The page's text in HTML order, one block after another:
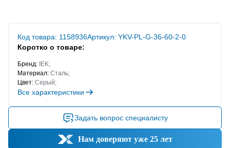
Код товара: 1158936Артикул: YKV-PL-G-36-60-2-0
Коротко о товаре:
Бренд: IEK;
Материал: Сталь;
Цвет: Серый;
Все характеристики
Задать вопрос специалисту
Нам доверяют уже 25 лет